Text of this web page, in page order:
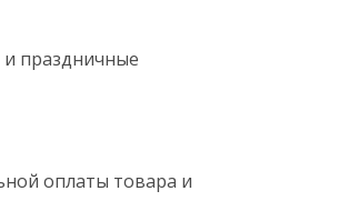
и праздничные
оплаты товара и